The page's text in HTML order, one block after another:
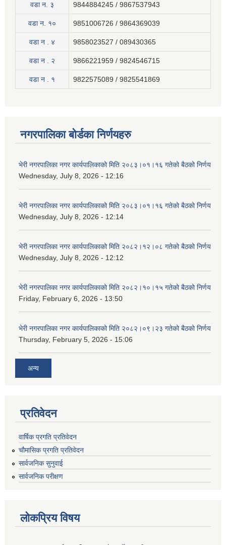
वडा न. ३ 9844884245 / 9867537943
वडा न. १० 9851006726 / 9864369039
वडा न . ४ 9858023527 / 089430365
वडा न . २ 9866221959 / 9824546715
वडा न . १ 9822575089 / 9825541869
नगरपालिका बोर्डका निर्णयहरु
भेरी नगरपालिका नगर कार्यपालिकाको मिति २०८३।०१।१६ गतेको बैठको निर्णय
Wednesday, July 8, 2026 - 12:16
भेरी नगरपालिका नगर कार्यपालिकाको मिति २०८३।०१।१६ गतेको बैठको निर्णय
Wednesday, July 8, 2026 - 12:14
भेरी नगरपालिका नगर कार्यपालिकाको मिति २०८२।१२।०८ गतेको बैठको निर्णय
Wednesday, July 8, 2026 - 12:12
भेरी नगरपालिका नगर कार्यपालिकाको मिति २०८२।१०।१५ गतेको बैठको निर्णय
Friday, February 6, 2026 - 13:50
भेरी नगरपालिका नगर कार्यपालिकाको मिति २०८२।०९।२३ गतेको बैठको निर्णय
Thursday, February 5, 2026 - 15:06
अन्य
प्रतिवेदन
वार्षिक प्रगति प्रतिवेदन
चौमासिक प्रगति प्रतिवेदन
सार्वजनिक सुनुवाई
सार्वजनिक परीक्षण
लोकप्रिय विषय